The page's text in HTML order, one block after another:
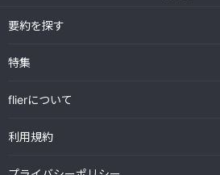
要約を探す
特集
flierについて
利用規約